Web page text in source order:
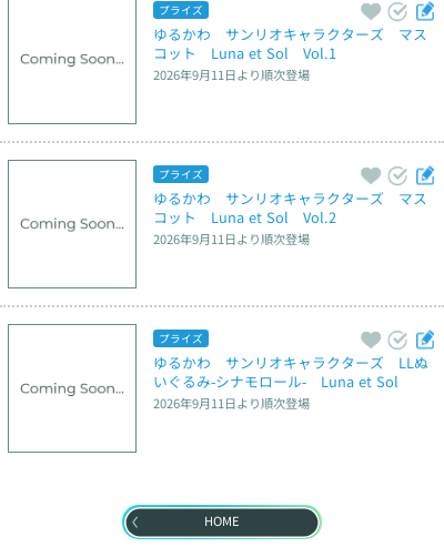
プライズ
ゆるかわ　サンリオキャラクターズ　マス
コット　Luna et Sol　Vol.1
2026年9月11日より順次登場
プライズ
ゆるかわ　サンリオキャラクターズ　マス
コット　Luna et Sol　Vol.2
2026年9月11日より順次登場
プライズ
ゆるかわ　サンリオキャラクターズ　LLぬ
いぐるみ‐シナモロール‐　Luna et Sol
2026年9月11日より順次登場
HOME